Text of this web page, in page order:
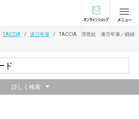
オンラインショ
TACCIA 漆万年筆
TACCIA 浮世絵 漆万年筆／錆緑
詳しく検索